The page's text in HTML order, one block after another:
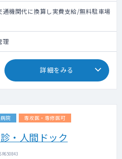
通機関代に換算し実費支給/無料駐車場
理
詳細をみる
病院 専攻医・専修医可
・人間ドック